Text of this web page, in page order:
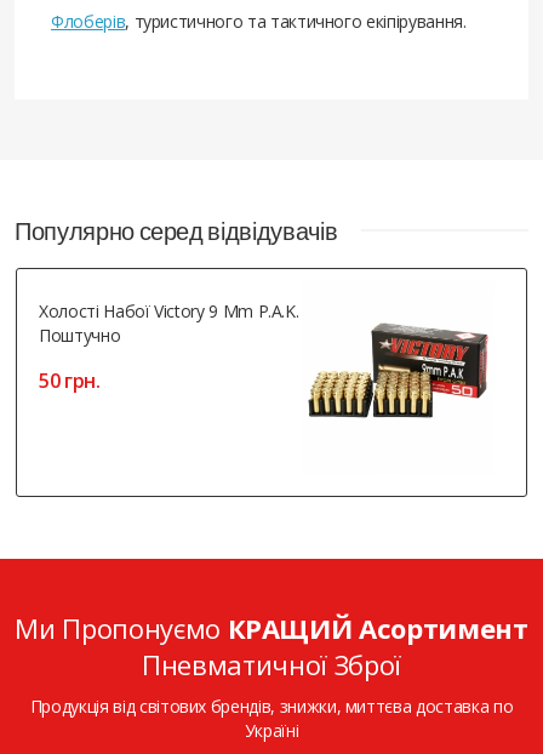
Флоберів, туристичного та тактичного екіпірування.
Популярно серед відвідувачів
Холості Набої Victory 9 Mm P.A.K.
Поштучно
50 грн.
Ми Пропонуємо КРАЩИЙ Асортимент
Пневматичної Зброї
Продукція від світових брендів, знижки, миттєва доставка по
Україні